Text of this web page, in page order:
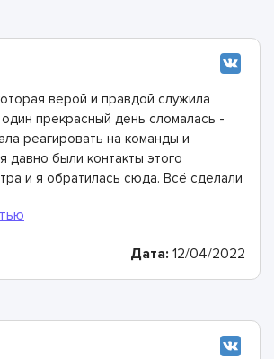
верой и правдой служила
прекрасный день сломалась -
реагировать на команды и
давно были контакты этого
и я обратилась сюда. Всё сделали
этих мастеров!
Дата: 12/04/2022